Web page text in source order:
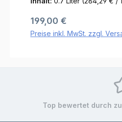
Regulärer Preis:
199,00 €
Preise inkl. MwSt. zzgl.
Top bewertet durch